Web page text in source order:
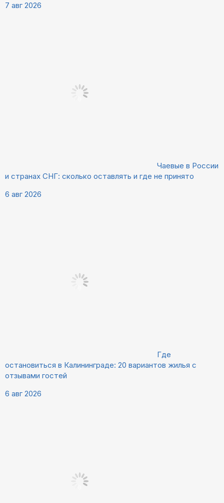
7 авг 2026
Чаевые в России
и странах СНГ: сколько оставлять и где не принято
6 авг 2026
Где
остановиться в Калининграде: 20 вариантов жилья с
отзывами гостей
6 авг 2026